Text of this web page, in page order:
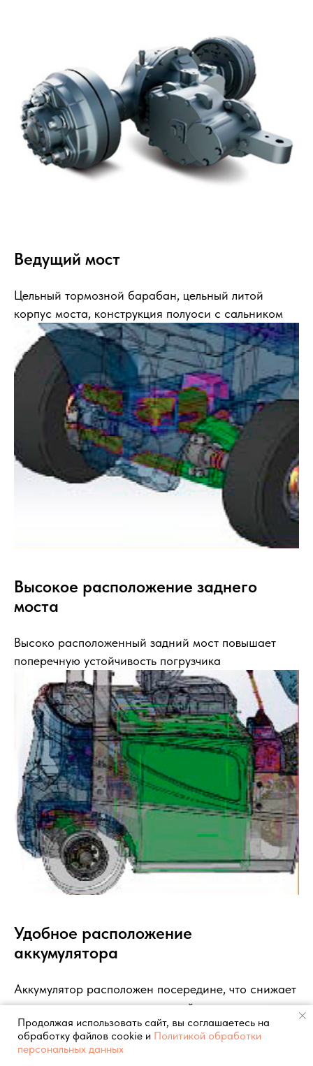
Продолжая использовать сайт, вы соглашаетесь на
обработку файлов cookie и Политикой обработки
персональных данных
Ведущий мост
Цельный тормозной барабан, цельный литой
корпус моста, конструкция полуоси с сальником
Высокое расположение заднего
моста
Высоко расположенный задний мост повышает
поперечную устойчивость погрузчика
Удобное расположение
аккумулятора
Аккумулятор расположен посередине, что снижает
центр тяжести и повышает устойчивость.